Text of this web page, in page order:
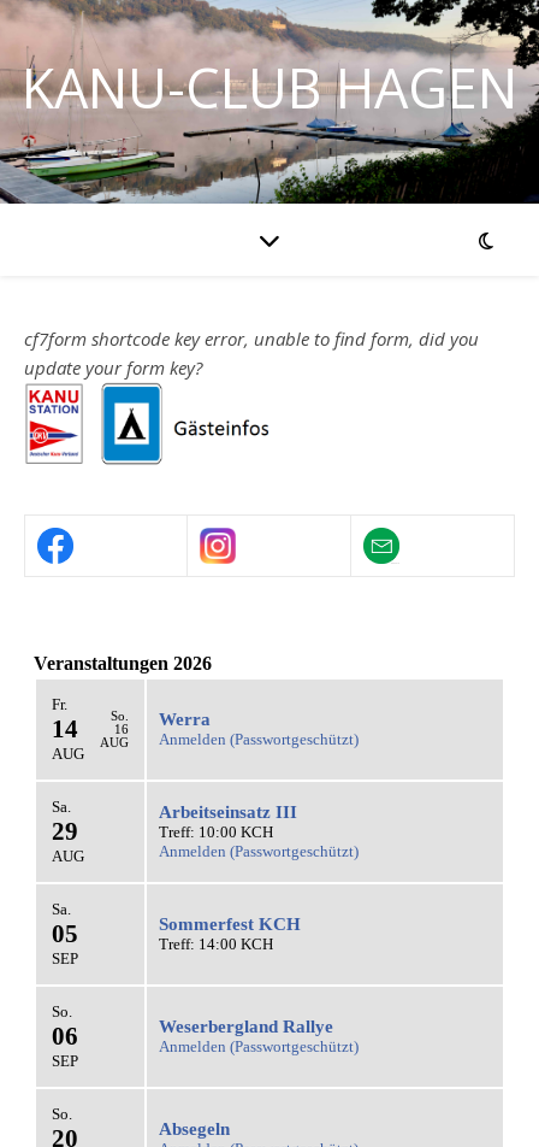
KANU-CLUB HAGEN
cf7form shortcode key error, unable to find form, did you
update your form key?